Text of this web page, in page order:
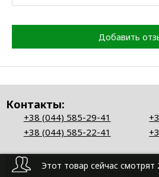
Добавить
Контакты:
+38 (044) 585-29-41
+38 (044) 585-22-41
Перезвоните
Этот товар сейчас смотрят